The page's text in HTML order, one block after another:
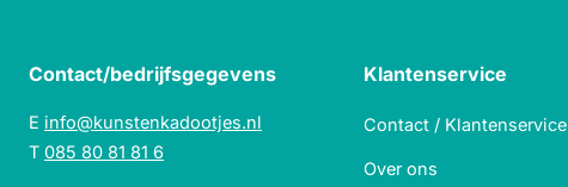
Contact/bedrijfsgegevens
E info@kunstenkadootjes.nl
T 085 80 81 81 6
Klantenservice
Contact / Klantenservice
Over ons